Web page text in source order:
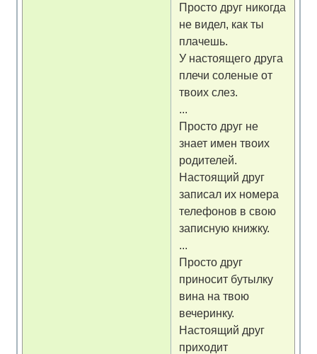
Просто друг никогда
не видел, как ты
плачешь.
У настоящего друга
плечи соленые от
твоих слез.
...
Просто друг не
знает имен твоих
родителей.
Настоящий друг
записал их номера
телефонов в свою
записную книжку.
...
Просто друг
приносит бутылку
вина на твою
вечеринку.
Настоящий друг
приходит